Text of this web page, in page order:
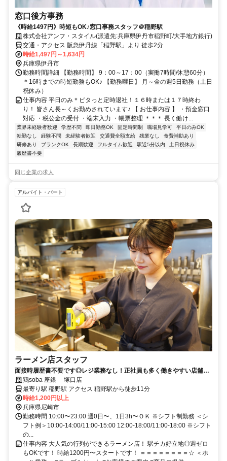
窓口後方事務
《時給1497円》時短もOK♪窓口事務スタッフ＠稲野駅
株式会社アンフ・スタイル(派遣先:兵庫県伊丹市稲野町/大手地方銀行)
交通・アクセス 阪急伊丹線「稲野駅」より 徒歩2分
時給1,497円～1,634円
兵庫県伊丹市
勤務時間詳細 【勤務時間】 9：00～17：00（実働7時間/休憩60分）
＊16時までの時短勤務もOK♪ 【勤務曜日】 月～金の週5日勤務（土日
祝休み）
仕事内容 平日のみ＊ピタっと定時退社！１６時または１７時終わ
り！ 皆さん長～くお勤めされています♪ 【 お仕事内容 】 ・預金窓口
対応 ・税公金の受付 ・端末入力 ・帳票整理 ＊＊＊ 長く働け...
業界未経験者歓迎 学歴不問 即日勤務OK 固定時間制 職場見学可
平日のみOK
転勤なし
経験不問 未経験者歓迎 交通費全額支給 残業なし
食費補助あり
研修あり
ブランクOK 長期歓迎 フルタイム歓迎 駅近5分以内
土日祝休み
履歴書不要
同じ企業の求人
アルバイト・パート
ラーメン店スタッフ
面接時履歴書不要です◎レジ業務なし！正社員も多く働きやすい店舗で
す！鶏soba 座銀 塚口店
最寄り駅 稲野駅 アクセス 稲野駅から徒歩11分
時給1,200円以上
兵庫県尼崎市
勤務時間 10:00〜23:00 週0日〜、1日3h〜ＯＫ ※シフト制勤務 ＜シ
フト例＞10:00-14:00/11:00-15:00 12:00-18:00/11:00-18:00 ※シフト
の...
仕事内容 大人気の行列ができるラーメン店！ 駅チカ好立地◎週ゼロ
もOKです！ 時給1200円〜スタートです！ ＝＝＝＝＝＝＝＝☆ ＜ホ